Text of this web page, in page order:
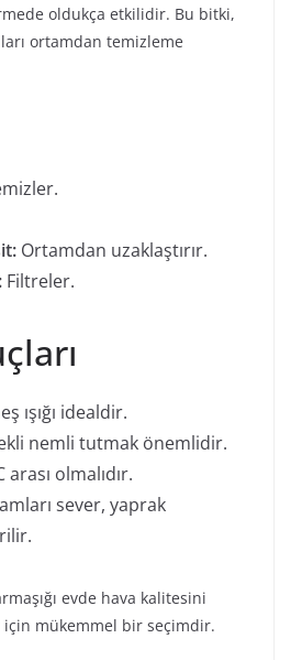
oldukça etkilidir. Bu bitki,
ortamdan temizleme
Ortamdan uzaklaştırır.
Filtreler.
ışığı idealdir.
nemli tutmak önemlidir.
arası olmalıdır.
sever, yaprak
evde hava kalitesini
mükemmel bir seçimdir.